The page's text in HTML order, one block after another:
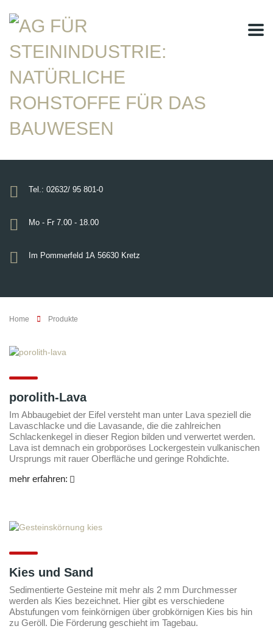
Tel.: 02632/ 95 801-0
Mo - Fr 7.00 - 18.00
Im Pommerfeld 1A 56630 Kretz
Home Produkte
porolith-Lava
Im Abbaugebiet der Eifel versteht man unter Lava speziell die
Lavaschlacke und die Lavasande, die die zahlreichen
Schlackenkegel in dieser Region bilden und verwertet werden.
Lava ist demnach ein grobporöses Lockergestein vulkanischen
Ursprungs mit rauer Oberfläche und geringe Rohdichte.
mehr erfahren:
Kies und Sand
Sedimentierte Gesteine mit mehr als 2 mm Durchmesser
werden als Kies bezeichnet. Hier gibt es verschiedene
Abstufungen vom feinkörnigen über grobkörnigen Kies bis hin
zu Geröll. Die Förderung geschieht im Tagebau.